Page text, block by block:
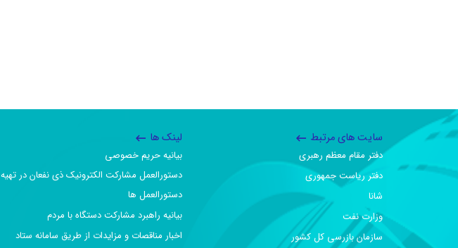
سایت های مرتبط
دفتر مقام معظم رهبری
دفتر ریاست جمهوری
شانا
وزارت نفت
سازمان بازرسی کل کشور
لینک ها
بیانیه حریم خصوصی
دستورالعمل مشارکت الکترونیک ذی نفعان در تهیه
دستورالعمل ها
بیانیه راهبرد مشارکت دستگاه با مردم
اخبار مناقصات و مزایدات از طریق سامانه ستاد